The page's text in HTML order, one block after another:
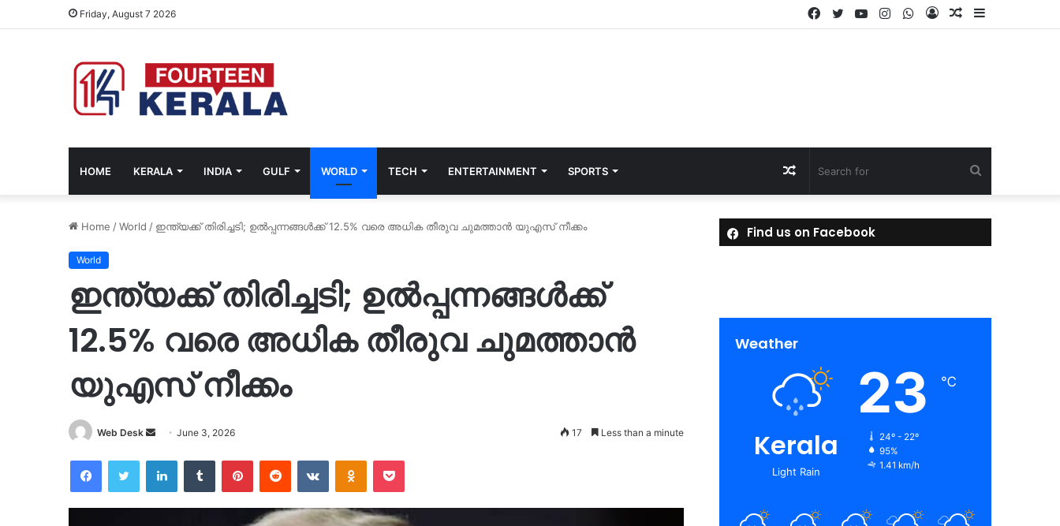
Friday, August 7 2026 Sidebar
Random
Log
WhatsApp
Instagram
YouTube
Twitter
Facebook
HOME KERALA INDIA GULF WORLD TECH ENTERTAINMENT SPORTS
for
Random
Article
Home /World / ഇന്ത്യക്ക് തിരിച്ചടി; ഉൽപ്പന്നങ്ങൾക്ക് 12.5% വരെ അധിക തീരുവ ചുമത്താൻ യുഎസ് നീക്കം
World
ഇന്ത്യക്ക് തിരിച്ചടി; ഉൽപ്പന്നങ്ങൾക്ക്
12.5% വരെ അധിക തീരുവ ചുമത്താൻ
യുഎസ് നീക്കം
Web Desk
Send
email
June 3, 2026 17 Less than a minute
FacebookTwitter LinkedInTumblr PinterestReddit VKontakteOdnoklassniki
Pocket
Find us on Facebook
Weather
Kerala
Light Rain
23 ℃
24º - 22º
95%
1.41 km/h